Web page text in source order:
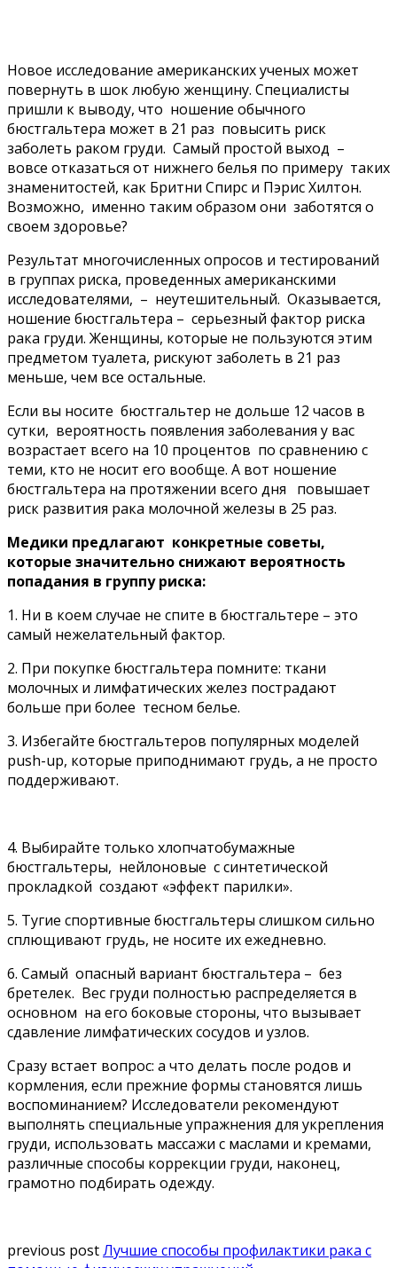
Новое исследование американских ученых может
повернуть в шок любую женщину. Специалисты
пришли к выводу, что ношение обычного
бюстгальтера может в 21 раз повысить риск
заболеть раком груди. Самый простой выход –
вовсе отказаться от нижнего белья по примеру таких
знаменитостей, как Бритни Спирс и Пэрис Хилтон.
Возможно, именно таким образом они заботятся о
своем здоровье?
Результат многочисленных опросов и тестирований
в группах риска, проведенных американскими
исследователями, – неутешительный. Оказывается,
ношение бюстгальтера – серьезный фактор риска
рака груди. Женщины, которые не пользуются этим
предметом туалета, рискуют заболеть в 21 раз
меньше, чем все остальные.
Если вы носите бюстгальтер не дольше 12 часов в
сутки, вероятность появления заболевания у вас
возрастает всего на 10 процентов по сравнению с
теми, кто не носит его вообще. А вот ношение
бюстгальтера на протяжении всего дня повышает
риск развития рака молочной железы в 25 раз.
Медики предлагают конкретные советы,
которые значительно снижают вероятность
попадания в группу риска:
1. Ни в коем случае не спите в бюстгальтере – это
самый нежелательный фактор.
2. При покупке бюстгальтера помните: ткани
молочных и лимфатических желез пострадают
больше при более тесном белье.
3. Избегайте бюстгальтеров популярных моделей
push-up, которые приподнимают грудь, а не просто
поддерживают.
4. Выбирайте только хлопчатобумажные
бюстгальтеры, нейлоновые с синтетической
прокладкой создают «эффект парилки».
5. Тугие спортивные бюстгальтеры слишком сильно
сплющивают грудь, не носите их ежедневно.
6. Самый опасный вариант бюстгальтера – без
бретелек. Вес груди полностью распределяется в
основном на его боковые стороны, что вызывает
сдавление лимфатических сосудов и узлов.
Сразу встает вопрос: а что делать после родов и
кормления, если прежние формы становятся лишь
воспоминанием? Исследователи рекомендуют
выполнять специальные упражнения для укрепления
груди, использовать массажи с маслами и кремами,
различные способы коррекции груди, наконец,
грамотно подбирать одежду.
previous postЛучшие способы профилактики рака с